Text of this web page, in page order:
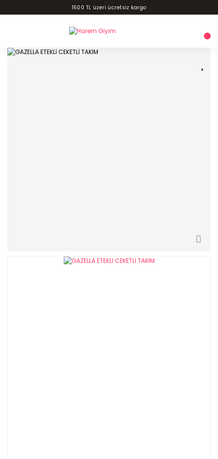
1500 TL üzeri ücretsiz kargo